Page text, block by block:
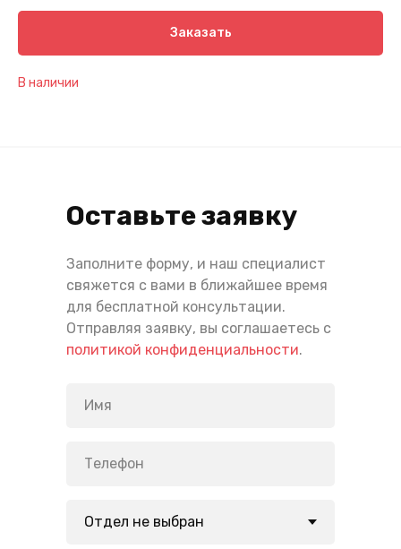
Заказать
В наличии
Оставьте заявку
Заполните форму, и наш специалист
свяжется с вами в ближайшее время
для бесплатной консультации.
Отправляя заявку, вы соглашаетесь с
политикой конфиденциальности.